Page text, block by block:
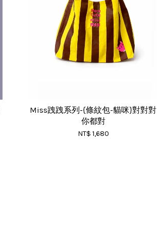
Miss跩跩系列-{條紋包-貓咪}對對對
你都對
NT$ 1,680